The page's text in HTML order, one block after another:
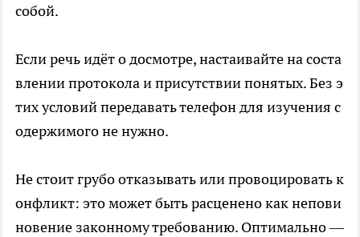
собой.
Если речь идёт о досмотре, настаивайте на соста
влении протокола и присутствии понятых. Без э
тих условий передавать телефон для изучения с
одержимого не нужно.
Не стоит грубо отказывать или провоцировать к
онфликт: это может быть расценено как непови
новение законному требованию. Оптимально —